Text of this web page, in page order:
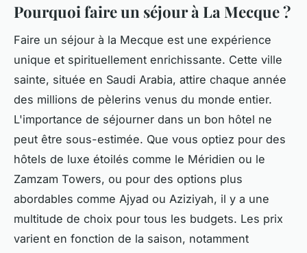
Pourquoi faire un séjour à La Mecque ?
Faire un séjour à la Mecque est une expérience
unique et spirituellement enrichissante. Cette ville
sainte, située en Saudi Arabia, attire chaque année
des millions de pèlerins venus du monde entier.
L'importance de séjourner dans un bon hôtel ne
peut être sous-estimée. Que vous optiez pour des
hôtels de luxe étoilés comme le Méridien ou le
Zamzam Towers, ou pour des options plus
abordables comme Ajyad ou Aziziyah, il y a une
multitude de choix pour tous les budgets. Les prix
varient en fonction de la saison, notamment